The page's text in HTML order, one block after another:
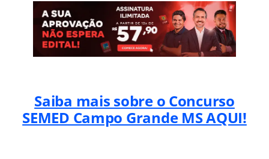
Saiba mais sobre o Concurso
SEMED Campo Grande MS AQUI!